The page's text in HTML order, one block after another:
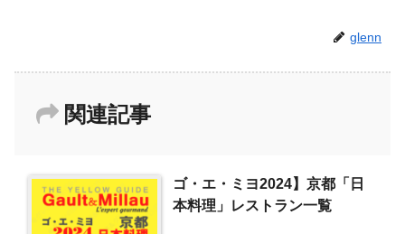
glenn
関連記事
ゴ・エ・ミヨ2024】京都「日
本料理」レストラン一覧